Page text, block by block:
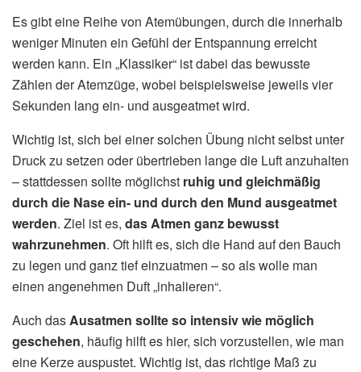
Es gibt eine Reihe von Atemübungen, durch die innerhalb
weniger Minuten ein Gefühl der Entspannung erreicht
werden kann. Ein „Klassiker“ ist dabei das bewusste
Zählen der Atemzüge, wobei beispielsweise jeweils vier
Sekunden lang ein- und ausgeatmet wird.
Wichtig ist, sich bei einer solchen Übung nicht selbst unter
Druck zu setzen oder übertrieben lange die Luft anzuhalten
– stattdessen sollte möglichst ruhig und gleichmäßig
durch die Nase ein- und durch den Mund ausgeatmet
werden. Ziel ist es, das Atmen ganz bewusst
wahrzunehmen. Oft hilft es, sich die Hand auf den Bauch
zu legen und ganz tief einzuatmen – so als wolle man
einen angenehmen Duft „inhalieren“.
Auch das Ausatmen sollte so intensiv wie möglich
geschehen, häufig hilft es hier, sich vorzustellen, wie man
eine Kerze auspustet. Wichtig ist, das richtige Maß zu